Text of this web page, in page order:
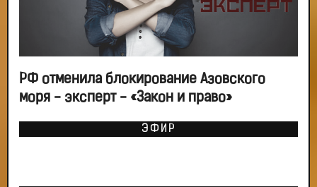
РФ отменила блокирование Азовского
моря - эксперт - «Закон и право»
ЭФИР